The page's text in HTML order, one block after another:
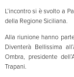
L’incontro si è svolto a
della Regione Siciliana.
Alla riunione hanno
Diventerà Bellissima
Ombra, presidente
Trapani.